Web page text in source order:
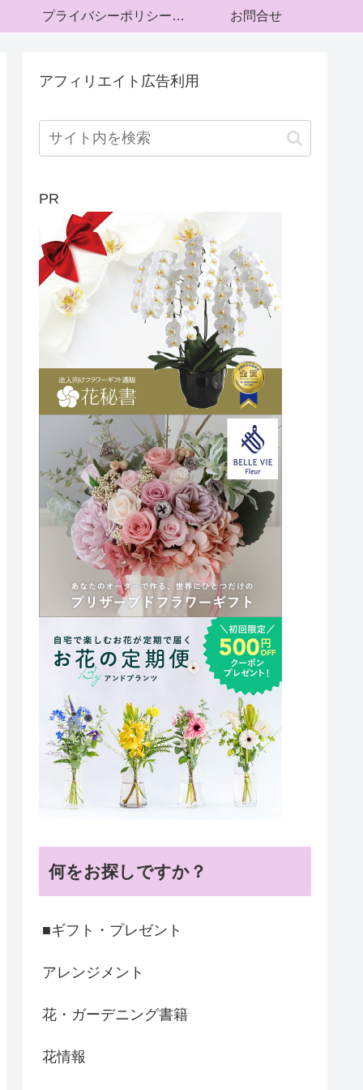
プライバシーポリシー・運営者情報 お問合せ
アフィリエイト広告利用
PR
何をお探しですか？
■ギフト・プレゼント
アレンジメント
花・ガーデニング書籍
花情報